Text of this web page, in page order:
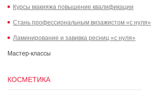
Курсы макияжа повышение квалификации
Стань профессиональным визажистом «с нуля»
Ламинирование и завивка ресниц «с нуля»
Мастер-классы
КОСМЕТИКА